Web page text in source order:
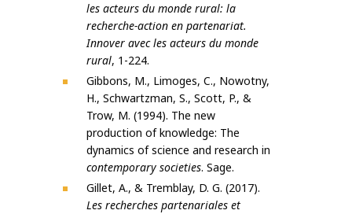
les acteurs du monde rural: la
recherche-action en partenariat.
Innover avec les acteurs du monde
rural, 1-224.
Gibbons, M., Limoges, C., Nowotny,
H., Schwartzman, S., Scott, P., &
Trow, M. (1994). The new
production of knowledge: The
dynamics of science and research in
contemporary societies. Sage.
Gillet, A., & Tremblay, D. G. (2017).
Les recherches partenariales et